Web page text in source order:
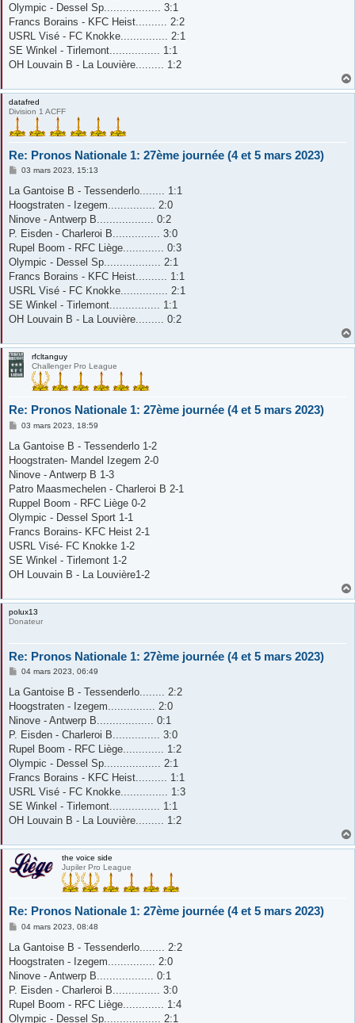
Olympic - Dessel Sp.................. 3:1
Francs Borains - KFC Heist.......... 2:2
USRL Visé - FC Knokke............... 2:1
SE Winkel - Tirlemont................ 1:1
OH Louvain B - La Louvière......... 1:2
datafred
Division 1 ACFF
Re: Pronos Nationale 1: 27ème journée (4 et 5 mars 2023)
M
s
a
g
03 mars 2023, 15:13
La Gantoise B - Tessenderlo........ 1:1
Hoogstraten - Izegem............... 2:0
Ninove - Antwerp B.................. 0:2
P. Eisden - Charleroi B............... 3:0
Rupel Boom - RFC Liège............. 0:3
Olympic - Dessel Sp.................. 2:1
Francs Borains - KFC Heist.......... 1:1
USRL Visé - FC Knokke............... 2:1
SE Winkel - Tirlemont................ 1:1
OH Louvain B - La Louvière......... 0:2
rfcltanguy
Challenger Pro League
Re: Pronos Nationale 1: 27ème journée (4 et 5 mars 2023)
M
s
a
g
03 mars 2023, 18:59
La Gantoise B - Tessenderlo 1-2
Hoogstraten- Mandel Izegem 2-0
Ninove - Antwerp B 1-3
Patro Maasmechelen - Charleroi B 2-1
Ruppel Boom - RFC Liège 0-2
Olympic - Dessel Sport 1-1
Francs Borains- KFC Heist 2-1
USRL Visé- FC Knokke 1-2
SE Winkel - Tirlemont 1-2
OH Louvain B - La Louvière1-2
polux13
Donateur
Re: Pronos Nationale 1: 27ème journée (4 et 5 mars 2023)
M
s
a
g
04 mars 2023, 06:49
La Gantoise B - Tessenderlo........ 2:2
Hoogstraten - Izegem............... 2:0
Ninove - Antwerp B.................. 0:1
P. Eisden - Charleroi B............... 3:0
Rupel Boom - RFC Liège............. 1:2
Olympic - Dessel Sp.................. 2:1
Francs Borains - KFC Heist.......... 1:1
USRL Visé - FC Knokke............... 1:3
SE Winkel - Tirlemont................ 1:1
OH Louvain B - La Louvière......... 1:2
the voice side
Jupiler Pro League
Re: Pronos Nationale 1: 27ème journée (4 et 5 mars 2023)
M
s
a
g
04 mars 2023, 08:48
La Gantoise B - Tessenderlo........ 2:2
Hoogstraten - Izegem............... 2:0
Ninove - Antwerp B.................. 0:1
P. Eisden - Charleroi B............... 3:0
Rupel Boom - RFC Liège............. 1:4
Olympic - Dessel Sp.................. 2:1